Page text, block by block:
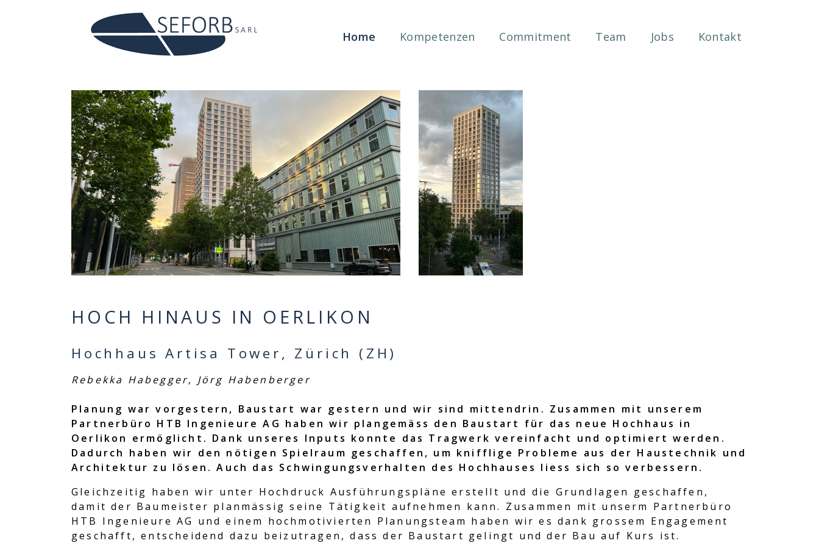
Home Kompetenzen Commitment Team Jobs Kontakt
HOCH HINAUS IN OERLIKON
Hochhaus Artisa Tower, Zürich (ZH)
Rebekka Habegger, Jörg Habenberger
Planung war vorgestern, Baustart war gestern und wir sind mittendrin. Zusammen mit unserem
Partnerbüro HTB Ingenieure AG haben wir plangemäss den Baustart für das neue Hochhaus in
Oerlikon ermöglicht. Dank unseres Inputs konnte das Tragwerk vereinfacht und optimiert werden.
Dadurch haben wir den nötigen Spielraum geschaffen, um knifflige Probleme aus der Haustechnik und
Architektur zu lösen. Auch das Schwingungsverhalten des Hochhauses liess sich so verbessern.
Gleichzeitig haben wir unter Hochdruck Ausführungspläne erstellt und die Grundlagen geschaffen,
damit der Baumeister planmässig seine Tätigkeit aufnehmen kann. Zusammen mit unserm Partnerbüro
HTB Ingenieure AG und einem hochmotivierten Planungsteam haben wir es dank grossem Engagement
geschafft, entscheidend dazu beizutragen, dass der Baustart gelingt und der Bau auf Kurs ist.